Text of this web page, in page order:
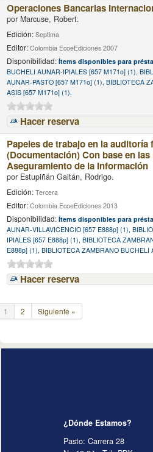
Operaciones Bancarias
por Marcuse, Robert.
Edición:Septima
Editor:Colombia EcoeEdiciones 2007
Disponibilidad:Ítems disponibles para
BUCHELI AUNAR-IPIALES [657 M171o] (1),
AUNAR-PASTO [657 M171o] (1), BIBLIOTECA
ASIS [657 M171o] (1).
Hacer reserva
Papeles de trabajo en la auditoría
(Documentación) Con base en
Aseguramiento de la Información
por Estupiñán Gaitán, Rodrigo.
Edición:Tercera
Editor:Colombia EcoeEdiciones 2013
Disponibilidad:Ítems disponibles para
AUNAR-VILLAVICENCIO [657 E888p] (1),
IPIALES [657 E888p] (1), BIBLIOTECA
E888p] (1), BIBLIOTECA ZAMBRANO
Hacer reserva
1 2 Siguiente »
¿Dónde Estamos?
Pasto: Carrera 28